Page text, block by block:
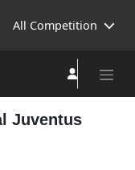
All Competition
Juventus